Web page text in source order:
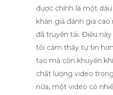
được chính là một
khán giả đánh giá
đã truyền tải. Điều
tôi cảm thấy tự tin
tạo mà còn khuyến
chất lượng video
nữa, một video có